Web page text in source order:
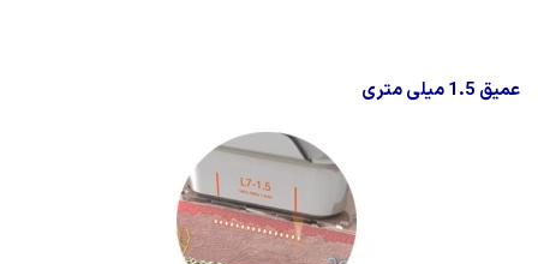
عمیق 1.5 میلی متری